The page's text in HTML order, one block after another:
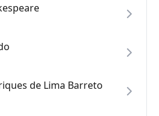
de Lima Barreto